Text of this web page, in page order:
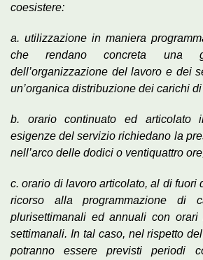
coesistere:
a. utilizzazione in maniera
che rendano concreta una
dell’organizzazione del lavoro e dei
un’organica distribuzione dei carichi
b. orario continuato ed articolato
esigenze del servizio richiedano la
nell’arco delle dodici o ventiquattro
c. orario di lavoro articolato, al di fuori
ricorso alla programmazione di
plurisettimanali ed annuali con
settimanali. In tal caso, nel rispetto
potranno essere previsti periodi